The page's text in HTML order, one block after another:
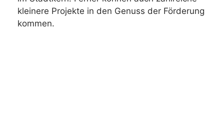
kleinere Projekte in den Genuss der Förderung
kommen.